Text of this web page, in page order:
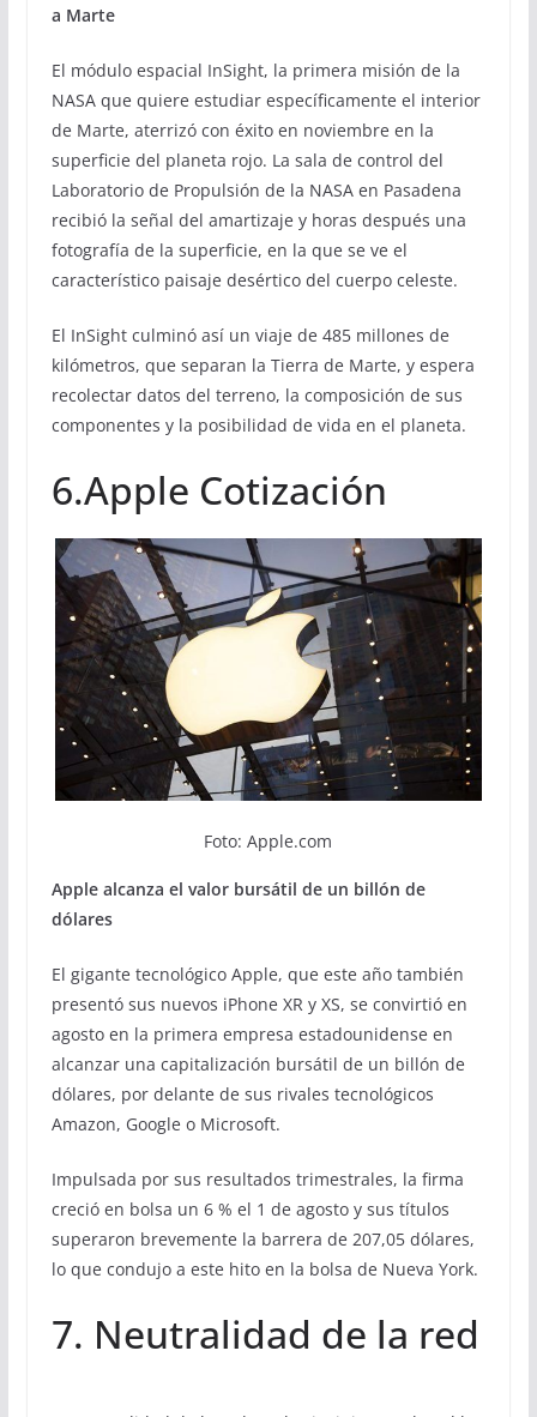
a Marte
El módulo espacial InSight, la primera misión de la
NASA que quiere estudiar específicamente el interior
de Marte, aterrizó con éxito en noviembre en la
superficie del planeta rojo. La sala de control del
Laboratorio de Propulsión de la NASA en Pasadena
recibió la señal del amartizaje y horas después una
fotografía de la superficie, en la que se ve el
característico paisaje desértico del cuerpo celeste.
El InSight culminó así un viaje de 485 millones de
kilómetros, que separan la Tierra de Marte, y espera
recolectar datos del terreno, la composición de sus
componentes y la posibilidad de vida en el planeta.
6.Apple Cotización
Foto: Apple.com
Apple alcanza el valor bursátil de un billón de
dólares
El gigante tecnológico Apple, que este año también
presentó sus nuevos iPhone XR y XS, se convirtió en
agosto en la primera empresa estadounidense en
alcanzar una capitalización bursátil de un billón de
dólares, por delante de sus rivales tecnológicos
Amazon, Google o Microsoft.
Impulsada por sus resultados trimestrales, la firma
creció en bolsa un 6 % el 1 de agosto y sus títulos
superaron brevemente la barrera de 207,05 dólares,
lo que condujo a este hito en la bolsa de Nueva York.
7. Neutralidad de la red